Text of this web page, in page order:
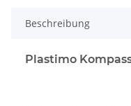
Beschreibung
Plastimo